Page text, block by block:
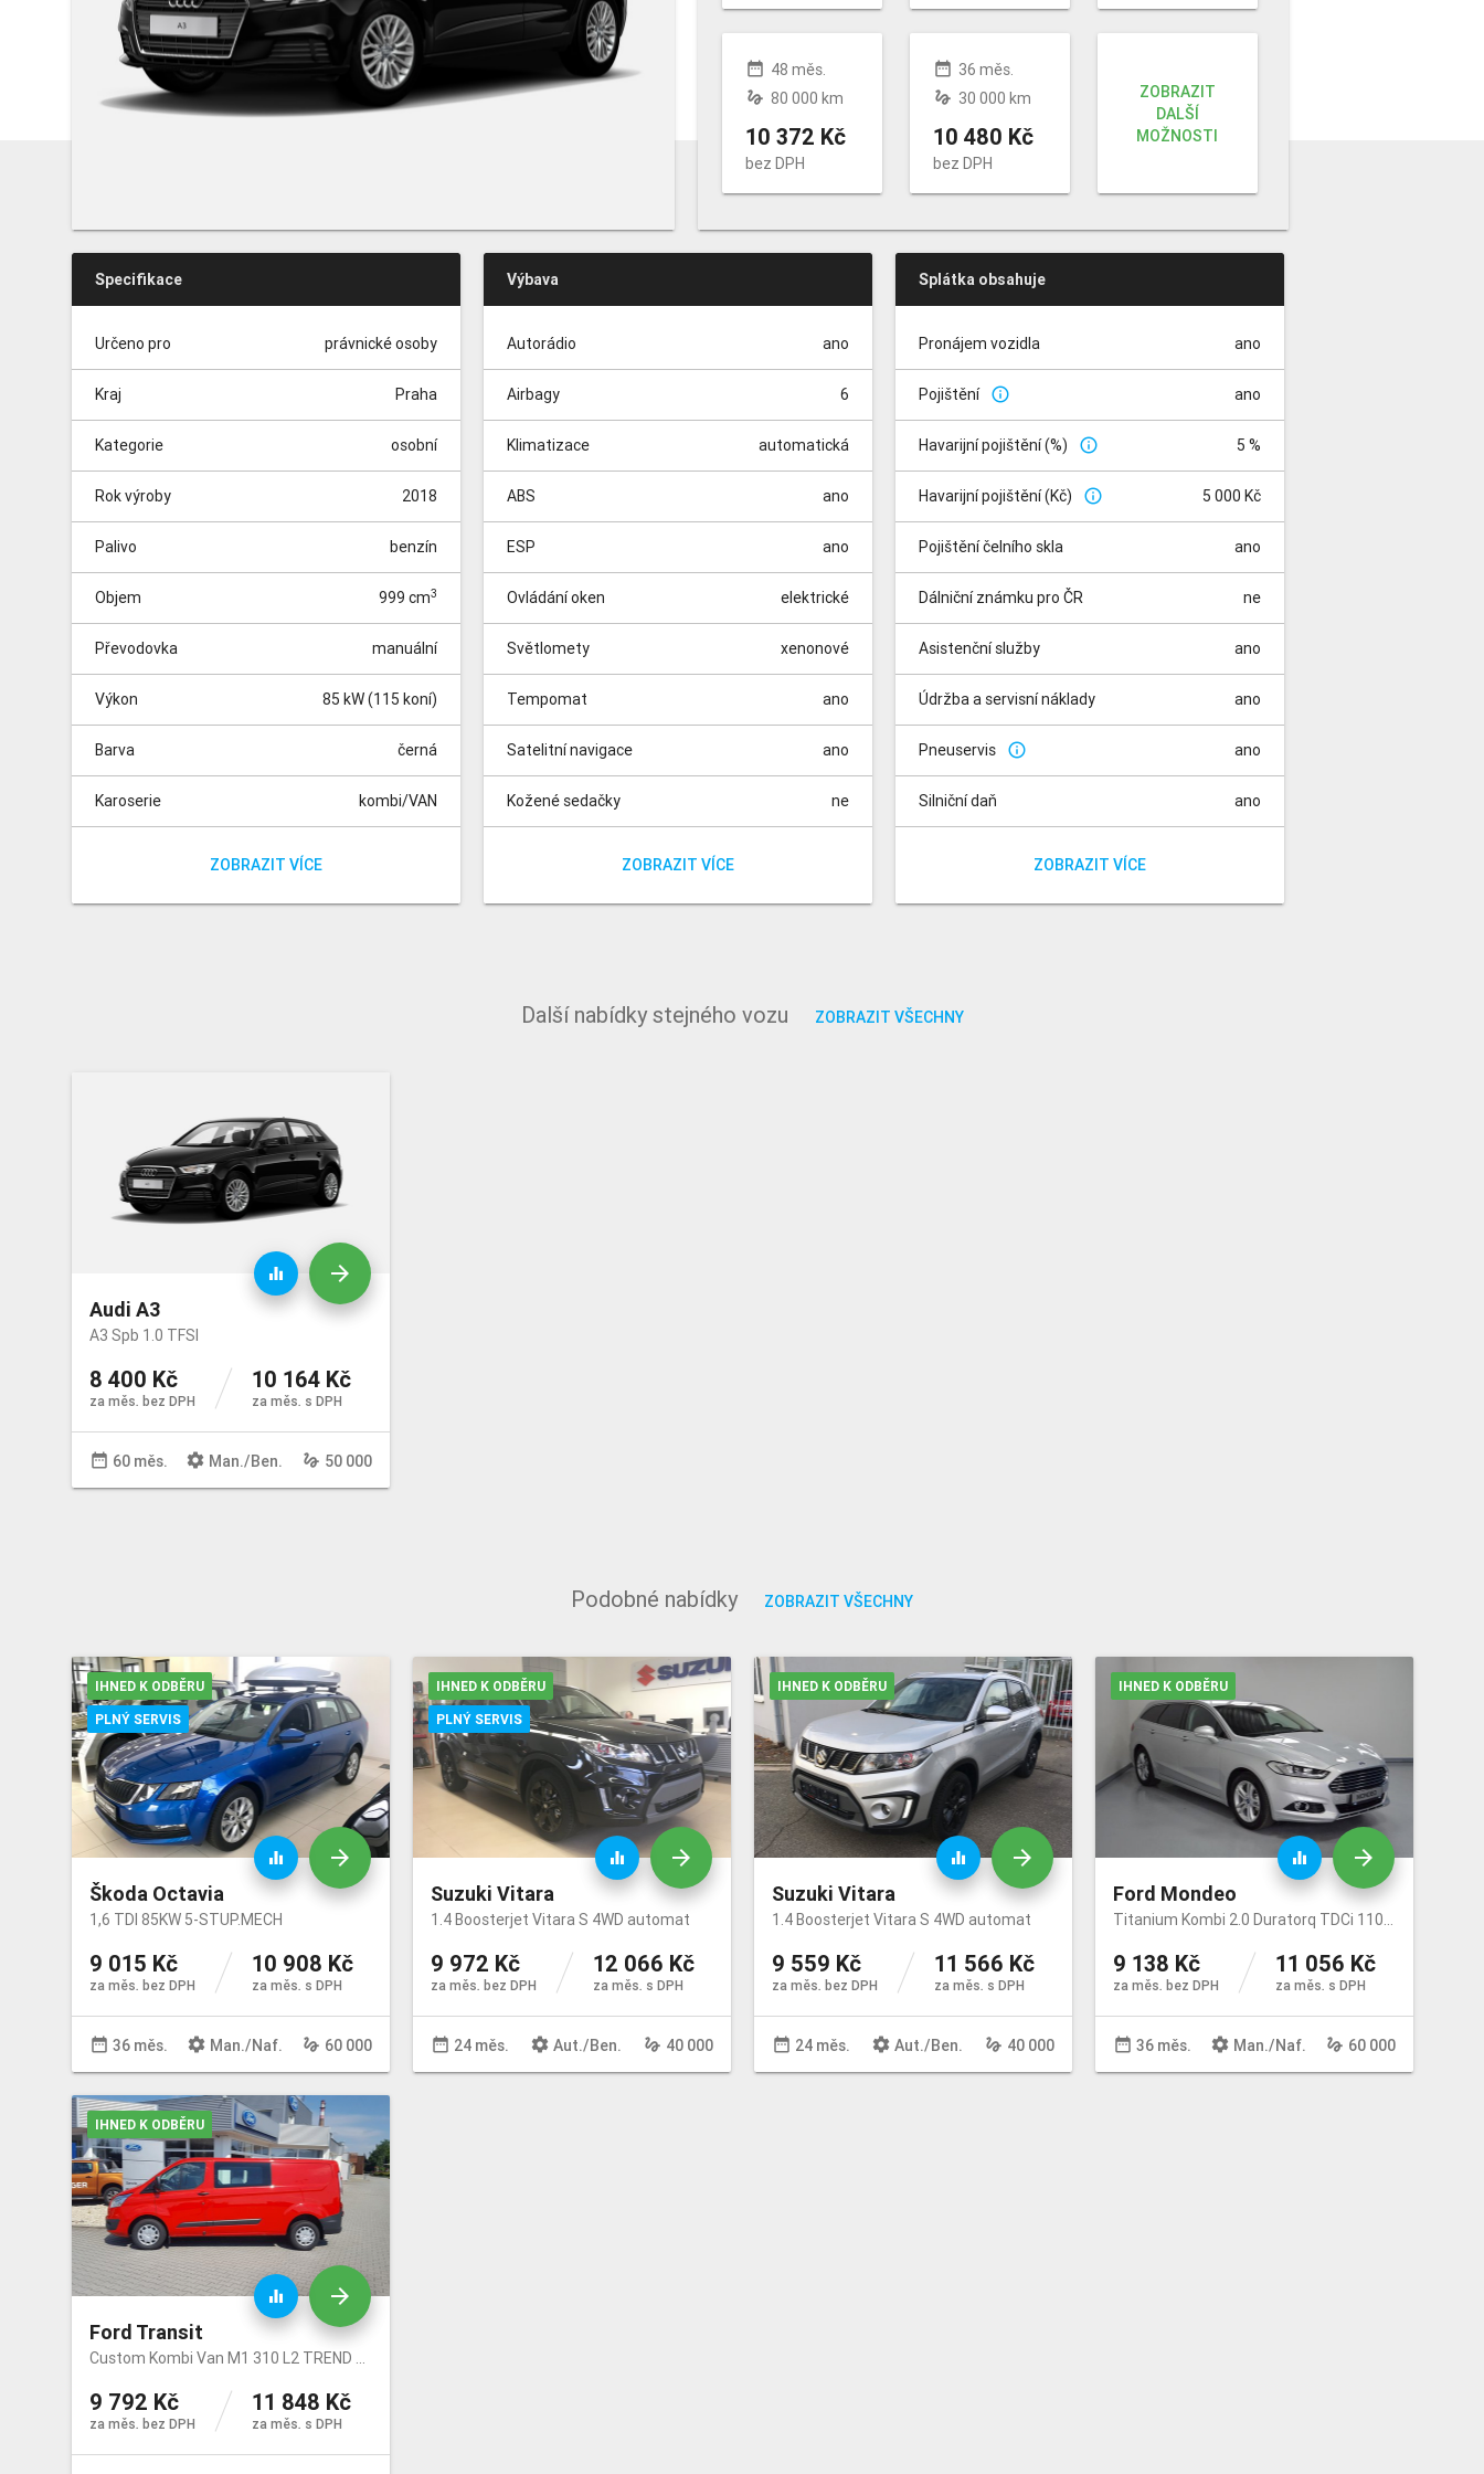
date_range 48 měs.
gesture 80 000 km
10 372 Kč
bez DPH
date_range 36 měs.
gesture 30 000 km
10 480 Kč
bez DPH
ZOBRAZIT
DALŠÍ
MOŽNOSTI
Specifikace
Určeno pro právnické osoby
Kraj Praha
Kategorie osobní
Rok výroby 2018
Palivo benzín
Objem 999 cm3
Převodovka manuální
Výkon 85 kW (115 koní)
Barva černá
Karoserie kombi/VAN
Vůz do výroby - doba dodání 3 měsíce|
Y-design, paket Gravity, navigace
ZOBRAZIT VÍCE
Výbava
Autorádio ano
Airbagy 6
Klimatizace automatická
ABS ano
ESP ano
Ovládání oken elektrické
Světlomety xenonové
Tempomat ano
Satelitní navigace ano
Kožené sedačky ne
ZOBRAZIT VÍCE
Splátka obsahuje
Pronájem vozidla ano
Pojištění info_outline ano
Havarijní pojištění (%) info_outline 5 %
Havarijní pojištění (Kč) info_outline 5 000 Kč
Pojištění čelního skla ano
Dálniční známku pro ČR ne
Asistenční služby ano
Údržba a servisní náklady ano
Pneuservis info_outline ano
Silniční daň ano
ZOBRAZIT VÍCE
Další nabídky stejného vozu ZOBRAZIT VŠECHNY
Audi A3
A3 Spb 1.0 TFSI
8 400 Kč
za měs. bez DPH
10 164 Kč
za měs. s DPH
date_range 60 měs. settings Man./Ben. gesture 50 000
arrow_forward
equalizer
Podobné nabídky ZOBRAZIT VŠECHNY
Škoda Octavia
1,6 TDI 85KW 5-STUP.MECH
9 015 Kč
za měs. bez DPH
10 908 Kč
za měs. s DPH
date_range 36 měs. settings Man./Naf. gesture 60 000
arrow_forward
equalizer
IHNED K ODBĚRU
PLNÝ SERVIS
Suzuki Vitara
1.4 Boosterjet Vitara S 4WD automat
9 972 Kč
za měs. bez DPH
12 066 Kč
za měs. s DPH
date_range 24 měs. settings Aut./Ben. gesture 40 000
arrow_forward
equalizer
IHNED K ODBĚRU
PLNÝ SERVIS
Suzuki Vitara
1.4 Boosterjet Vitara S 4WD automat
9 559 Kč
za měs. bez DPH
11 566 Kč
za měs. s DPH
date_range 24 měs. settings Aut./Ben. gesture 40 000
arrow_forward
equalizer
IHNED K ODBĚRU
Ford Mondeo
Titanium Kombi 2.0 Duratorq TDCi 110kW/150k
9 138 Kč
za měs. bez DPH
11 056 Kč
za měs. s DPH
date_range 36 měs. settings Man./Naf. gesture 60 000
arrow_forward
equalizer
IHNED K ODBĚRU
Ford Transit
Custom Kombi Van M1 310 L2 TREND 2.0 EcoBlue 96kW/130k/385Nm
9 792 Kč
za měs. bez DPH
11 848 Kč
za měs. s DPH
arrow_forward
equalizer
IHNED K ODBĚRU